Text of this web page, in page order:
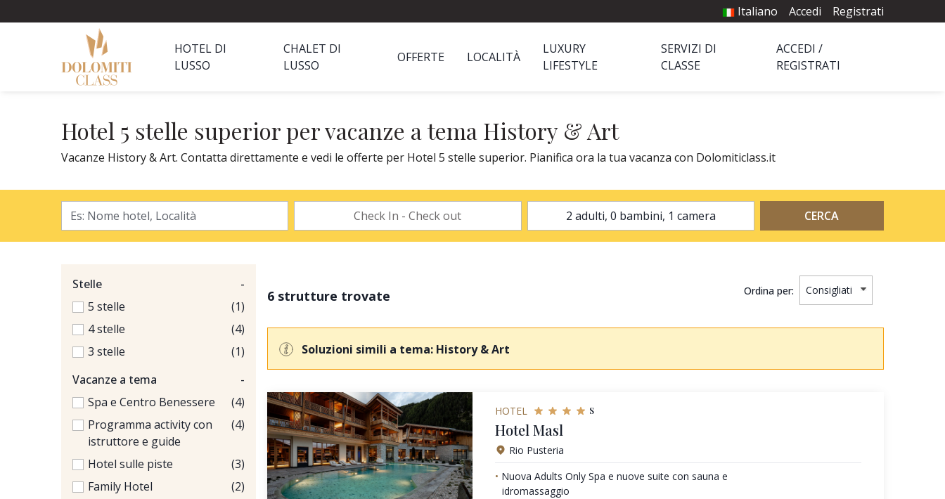
Italiano Accedi Registrati
HOTEL DI
LUSSO
CHALET DI
LUSSO
OFFERTE LOCALITÀ
LUXURY
LIFESTYLE
SERVIZI DI
CLASSE
ACCEDI /
REGISTRATI
Hotel 5 stelle superior per vacanze a tema History & Art
Vacanze History & Art. Contatta direttamente e vedi le offerte per Hotel 5 stelle superior. Pianifica ora la tua vacanza con Dolomiticlass.it
2 adulti, 0 bambini, 1 camera CERCA
Stelle
-
5 stelle
(1)
4 stelle
(4)
3 stelle
(1)
Vacanze a tema
-
Spa e Centro Benessere
(4)
Programma activity con
istruttore e guide
(4)
Hotel sulle piste
(3)
Family Hotel
(2)
6 strutture trovate Ordina per:
Soluzioni simili a tema: History & Art
HOTEL s
Hotel Masl
Rio Pusteria
Nuova Adults Only Spa e nuove suite con sauna e
idromassaggio